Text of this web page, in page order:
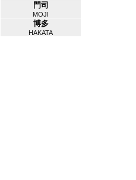
門司
MOJI
博多
HAKATA